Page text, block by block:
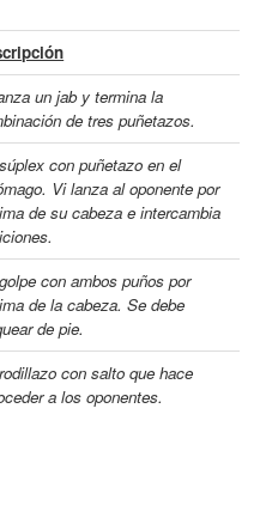
un jab y termina la
de tres puñetazos.
con puñetazo en el
Vi lanza al oponente por
de su cabeza e intercambia
con ambos puños por
de la cabeza. Se debe
de pie.
con salto que hace
a los oponentes.